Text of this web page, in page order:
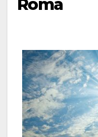
Roma